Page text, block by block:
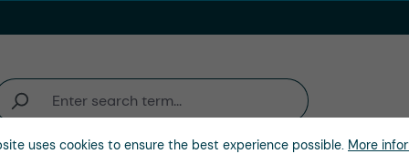
uses cookies to ensure the best experience possible. More